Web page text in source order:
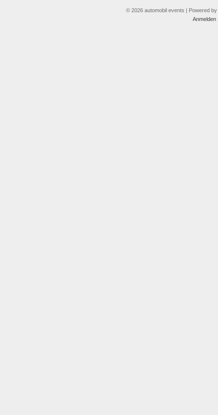
© 2026 automobil events | Powered by
Anmelden|